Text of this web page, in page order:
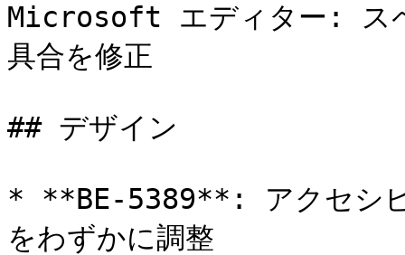
Microsoft エディター: スペ
具合を修正
## デザイン
* **BE-5389**: アクセシビ
をわずかに調整